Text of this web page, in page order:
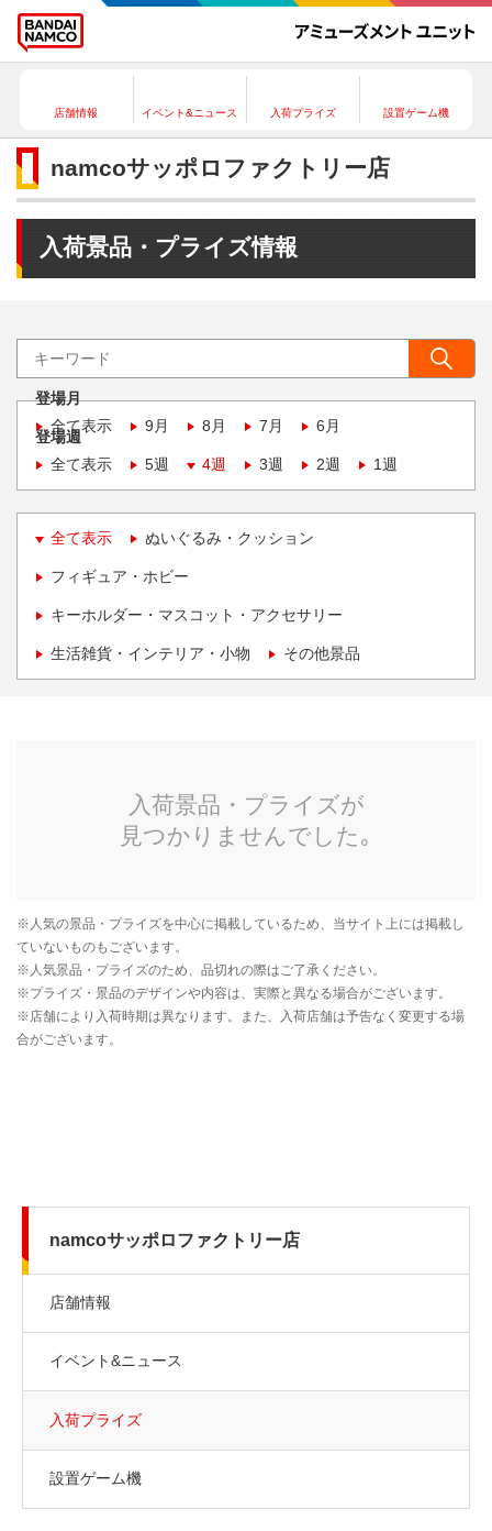
店舗情報 イベント&ニュース 入荷プライズ 設置ゲーム機
namcoサッポロファクトリー店
入荷景品・プライズ情報
登場月
全て表示
9月 8月 7月 6月
登場週
全て表示
5週 4週 3週 2週 1週
全て表示 ぬいぐるみ・クッション
フィギュア・ホビー
キーホルダー・マスコット・アクセサリー
生活雑貨・インテリア・小物 その他景品
namcoサッポロファクトリー店
店舗情報
イベント&ニュース
入荷プライズ
設置ゲーム機